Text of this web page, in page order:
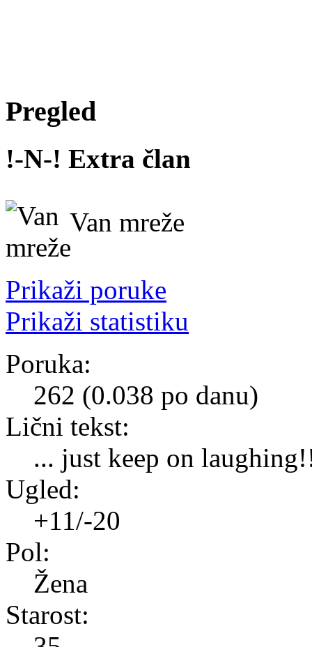
Pregled
!-N-! Extra član
Van mreže
Prikaži poruke
Prikaži statistiku
Poruka:
262 (0.038 po danu)
Lični tekst:
... just keep on
Ugled:
+11/-20
Pol:
Žena
Starost: